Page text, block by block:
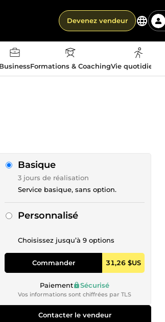
Devenez vendeur
BusinessFormations & CoachingVie
Basique
3 jours de réalisation
Service basique, sans option.
Personnalisé
Choisissez jusqu’à 9 options
Commander 31,26 $US
Paiement Sécurisé
Vos informations sont chiffrées par TLS
Contacter le vendeur